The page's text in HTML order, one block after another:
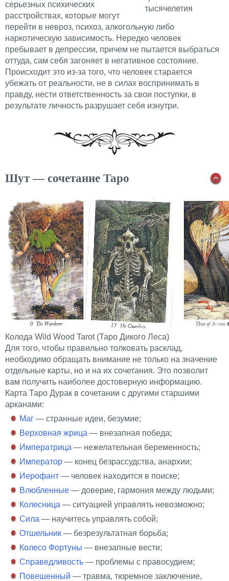
тысячелетия
серьезных психических
расстройствах, которые могут
перейти в невроз, психоз, алкогольную либо
наркотическую зависимость. Нередко человек
пребывает в депрессии, причем не пытается выбраться
оттуда, сам себя загоняет в негативное состояние.
Происходит это из-за того, что человек старается
убежать от реальности, не в силах воспринимать в
правду, нести ответственность за свои поступки, в
результате личность разрушает себя изнутри.
Шут — сочетание Таро
Колода Wild Wood Tarot (Таро Дикого Леса)
Для того, чтобы правильно толковать расклад,
необходимо обращать внимание не только на значение
отдельные карты, но и на их сочетания. Это позволит
вам получить наиболее достоверную информацию.
Карта Таро Дурак в сочетании с другими старшими
арканами:
Маг — странные идеи, безумие;
Верховная жрица — внезапная победа;
Императрица — нежелательная беременность;
Император — конец безрассудства, анархии;
Иерофант — человек находится в поиске;
Влюбленные — доверие, гармония между людьми;
Колесница — ситуацией управлять невозможно;
Сила — научитесь управлять собой;
Отшельник — безрезультатная борьба;
Колесо Фортуны — внезапные вести;
Справедливость — проблемы с правосудием;
Повешенный — травма, тюремное заключение,